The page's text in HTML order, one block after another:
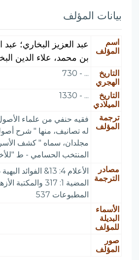
بيانات المؤلف
اسم
المؤلف
عبد العزيز البخاري؛
بن محمد، علاء الدين
التاريخ
الهجري
... - 730
التاريخ
الميلادي
... - 1330
ترجمة
المؤلف
فقيه حنفي من علماء
له تصانيف، منها " شرح
مجلدان، سماه " كشف
المنتخب الحسامي - ط
مصادر
الترجمة
المطبوعات 537
الأسماء
البديلة
للمؤلف
صور
المؤلف